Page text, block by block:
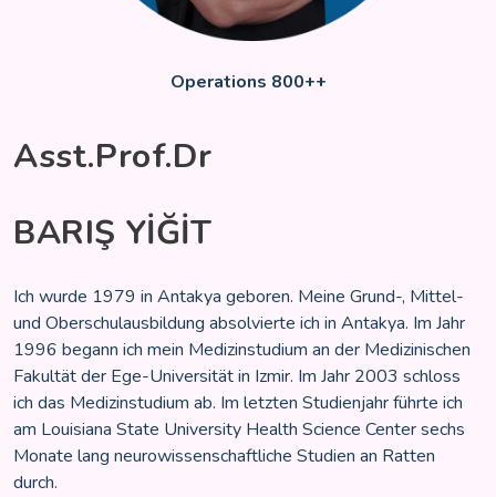
Operations 800++
Asst.Prof.Dr
BARIŞ YİĞİT
Ich wurde 1979 in Antakya geboren. Meine Grund-, Mittel-
und Oberschulausbildung absolvierte ich in Antakya. Im Jahr
1996 begann ich mein Medizinstudium an der Medizinischen
Fakultät der Ege-Universität in Izmir. Im Jahr 2003 schloss
ich das Medizinstudium ab. Im letzten Studienjahr führte ich
am Louisiana State University Health Science Center sechs
Monate lang neurowissenschaftliche Studien an Ratten
durch.